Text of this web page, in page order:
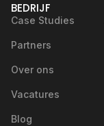
BEDRIJF
Case Studies
Partners
Over ons
Vacatures
Blog